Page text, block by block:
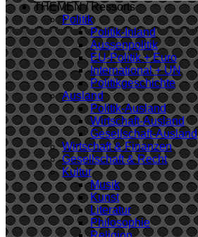
THEMEN / Ressorts
Politik
Politik-Inland
Aussenpolitik
EU-Politik + Euro
International + UN
Politikgeschichte
Ausland
Politik-Ausland
Wirtschaft-Ausland
Gesellschaft-Ausland
Wirtschaft & Finanzen
Gesellschaft & Recht
Kultur
Musik
Kunst
Literatur
Philosophie